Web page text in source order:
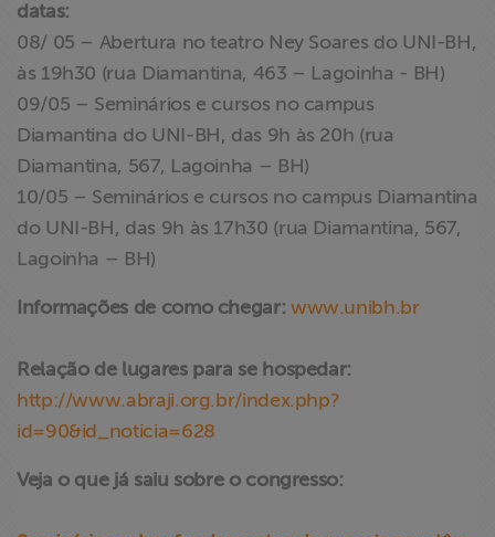
datas:
08/ 05 – Abertura no teatro Ney Soares do UNI-BH,
às 19h30 (rua Diamantina, 463 – Lagoinha - BH)
09/05 – Seminários e cursos no campus
Diamantina do UNI-BH, das 9h às 20h (rua
Diamantina, 567, Lagoinha – BH)
10/05 – Seminários e cursos no campus Diamantina
do UNI-BH, das 9h às 17h30 (rua Diamantina, 567,
Lagoinha – BH)
Informações de como chegar: www.unibh.br
Relação de lugares para se hospedar:
http://www.abraji.org.br/index.php?
id=90&id_noticia=628
Veja o que já saiu sobre o congresso: